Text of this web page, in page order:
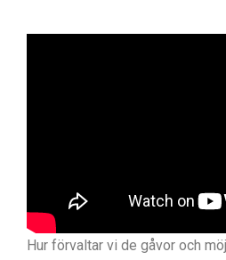
Hur förvaltar vi de gåvor och